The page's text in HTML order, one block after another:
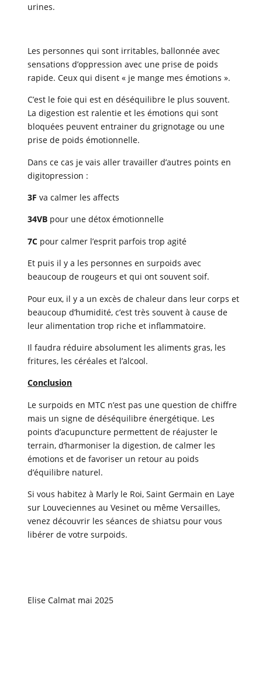
urines.
Les personnes qui sont irritables, ballonnée avec
sensations d’oppression avec une prise de poids
rapide. Ceux qui disent « je mange mes émotions ».
C’est le foie qui est en déséquilibre le plus souvent.
La digestion est ralentie et les émotions qui sont
bloquées peuvent entrainer du grignotage ou une
prise de poids émotionnelle.
Dans ce cas je vais aller travailler d’autres points en
digitopression :
3F va calmer les affects
34VB pour une détox émotionnelle
7C pour calmer l’esprit parfois trop agité
Et puis il y a les personnes en surpoids avec
beaucoup de rougeurs et qui ont souvent soif.
Pour eux, il y a un excès de chaleur dans leur corps et
beaucoup d’humidité, c’est très souvent à cause de
leur alimentation trop riche et inflammatoire.
Il faudra réduire absolument les aliments gras, les
fritures, les céréales et l’alcool.
Conclusion
Le surpoids en MTC n’est pas une question de chiffre
mais un signe de déséquilibre énergétique. Les
points d’acupuncture permettent de réajuster le
terrain, d’harmoniser la digestion, de calmer les
émotions et de favoriser un retour au poids
d’équilibre naturel.
Si vous habitez à Marly le Roi, Saint Germain en Laye
sur Louveciennes au Vesinet ou même Versailles,
venez découvrir les séances de shiatsu pour vous
libérer de votre surpoids.
Elise Calmat mai 2025